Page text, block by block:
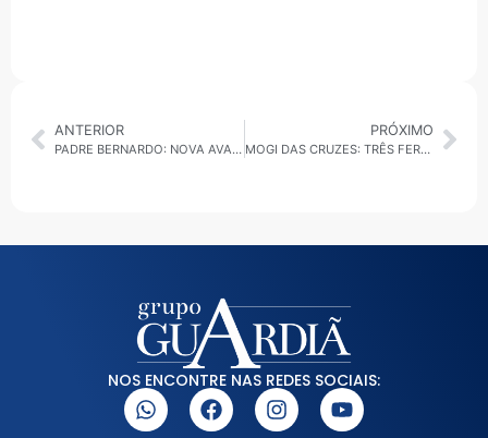
ANTERIOR
PADRE BERNARDO: NOVA AVALANCHE DE LIXO ATINGE ATERRO OURO VERDE
PRÓXIMO
MOGI DAS CRUZES: TRÊS FERROS-VELHOS IRREGULARES SÃO INTERDITADOS PELA PREFEITURA
NOS ENCONTRE NAS REDES SOCIAIS: